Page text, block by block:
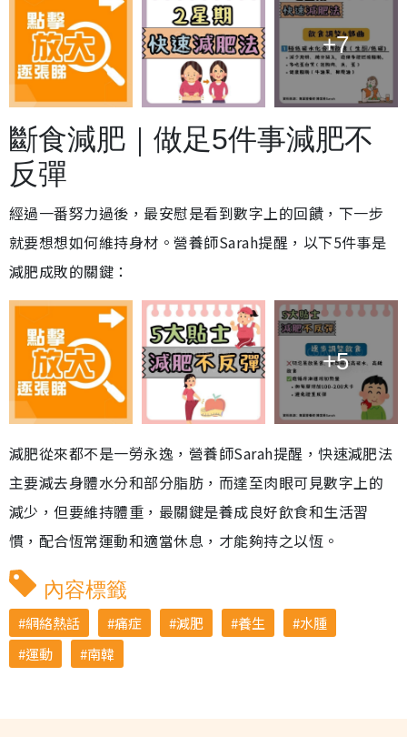
+7
斷食減肥｜做足5件事減肥不
反彈
經過一番努力過後，最安慰是看到數字上的回饋，下一步
就要想想如何維持身材。營養師Sarah提醒，以下5件事是
減肥成敗的關鍵：
+5
減肥從來都不是一勞永逸，營養師Sarah提醒，快速減肥法
主要減去身體水分和部分脂肪，而達至肉眼可見數字上的
減少，但要維持體重，最關鍵是養成良好飲食和生活習
慣，配合恆常運動和適當休息，才能夠持之以恆。
內容標籤
網絡熱話 痛症 減肥 養生
水腫
運動
南韓